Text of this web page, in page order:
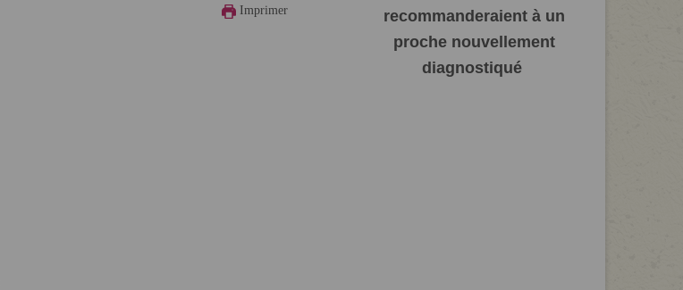
Imprimer
recommanderaient à un
proche nouvellement
diagnostiqué